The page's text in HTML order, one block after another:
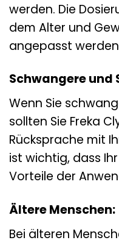
werden. Die
dem Alter und
angepasst
Schwangere und
Wenn Sie
sollten Sie Freka
Rücksprache mit
ist wichtig, dass
Vorteile der
Ältere Menschen:
Bei älteren